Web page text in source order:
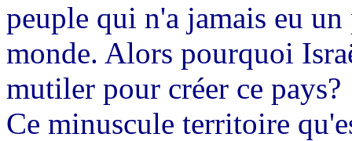
peuple qui n'a jamais eu
monde. Alors pourquoi
mutiler pour créer ce pays?
Ce minuscule territoire